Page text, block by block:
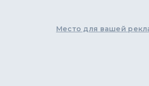
Место для вашей